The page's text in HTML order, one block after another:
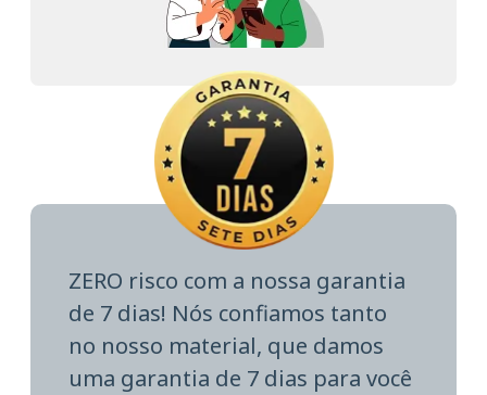
ZERO risco com a nossa garantia
de 7 dias! Nós confiamos tanto
no nosso material, que damos
uma garantia de 7 dias para você